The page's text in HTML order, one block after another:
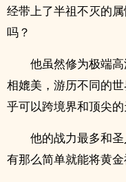
经带上了半祖不灭的
吗？
他虽然修为极端
相媲美，游历不同的
乎可以跨境界和顶尖
他的战力最多和
有那么简单就能将黄金